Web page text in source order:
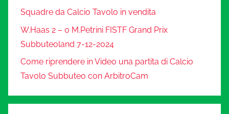
Squadre da Calcio Tavolo in vendita
W.Haas 2 – 0 M.Petrini FISTF Grand Prix
Subbuteoland 7-12-2024
Come riprendere in Video una partita di Calcio
Tavolo Subbuteo con ArbitroCam